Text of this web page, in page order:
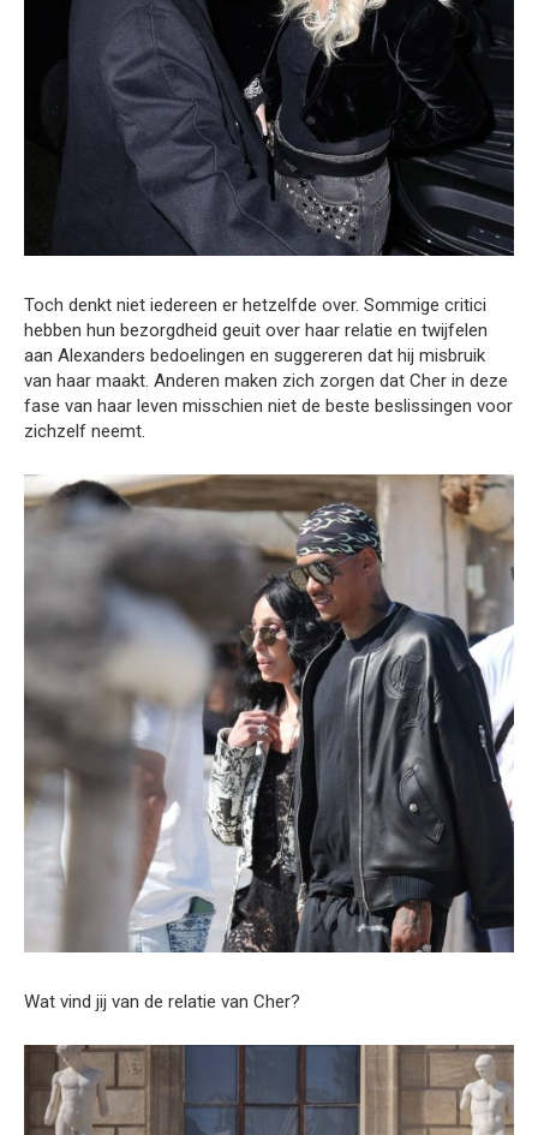
Toch denkt niet iedereen er hetzelfde over. Sommige critici
hebben hun bezorgdheid geuit over haar relatie en twijfelen
aan Alexanders bedoelingen en suggereren dat hij misbruik
van haar maakt. Anderen maken zich zorgen dat Cher in deze
fase van haar leven misschien niet de beste beslissingen voor
zichzelf neemt.
Wat vind jij van de relatie van Cher?